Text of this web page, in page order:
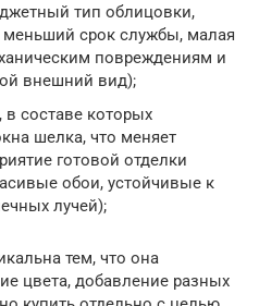
тип облицовки,
срок службы, малая
повреждениям и
внешний вид);
составе которых
шелка, что меняет
готовой отделки
обои, устойчивые к
лучей);
тем, что она
цвета, добавление разных